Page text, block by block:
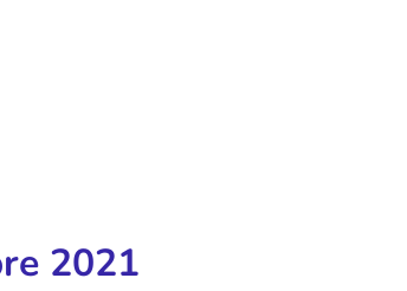
2021